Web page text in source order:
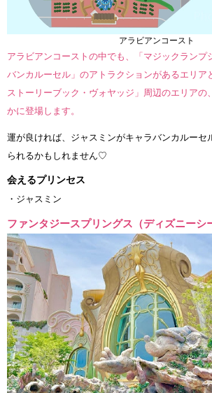
アラビアンコースト
アラビアンコーストの中でも、「マジックランプ
バンカルーセル」のアトラクションがあるエリア
ストーリーブック・ヴォヤッジ」周辺のエリアの
かに登場します。
運が良ければ、ジャスミンがキャラバンカルーセ
られるかもしれません♡
会えるプリンセス
・ジャスミン
ファンタジースプリングス（ディズニーシ